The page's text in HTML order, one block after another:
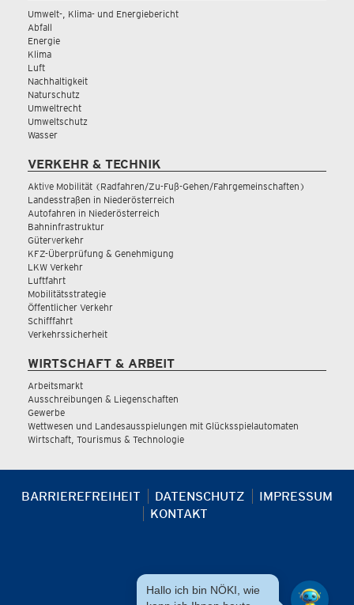
Umwelt-, Klima- und Energiebericht
Abfall
Energie
Klima
Luft
Nachhaltigkeit
Naturschutz
Umweltrecht
Umweltschutz
Wasser
VERKEHR & TECHNIK
Aktive Mobilität (Radfahren/Zu-Fuß-Gehen/Fahrgemeinschaften)
Landesstraßen in Niederösterreich
Autofahren in Niederösterreich
Bahninfrastruktur
Güterverkehr
KFZ-Überprüfung & Genehmigung
LKW Verkehr
Luftfahrt
Mobilitätsstrategie
Öffentlicher Verkehr
Schifffahrt
Verkehrssicherheit
WIRTSCHAFT & ARBEIT
Arbeitsmarkt
Ausschreibungen & Liegenschaften
Gewerbe
Wettwesen und Landesausspielungen mit Glücksspielautomaten
Wirtschaft, Tourismus & Technologie
BARRIEREFREIHEIT DATENSCHUTZ
IMPRESSUM
KONTAKT
Hallo ich bin NÖKI, wie